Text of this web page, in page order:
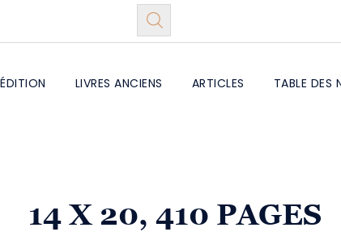
ÉDITION LIVRES ANCIENS ARTICLES TABLE DES
14 X 20, 410 PAGES